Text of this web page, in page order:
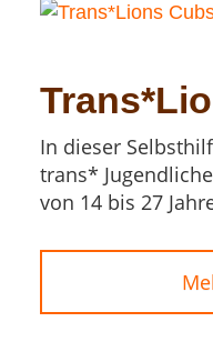
In dieser
trans*
von 14 bis 27